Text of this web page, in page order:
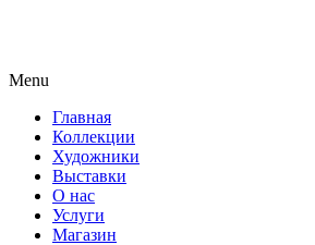
Menu
Главная
Коллекции
Художники
Выставки
О нас
Услуги
Магазин